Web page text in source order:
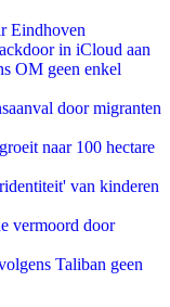
Eindhoven
in iCloud aan
OM geen enkel
door migranten
naar 100 hectare
van kinderen
vermoord door
Taliban geen